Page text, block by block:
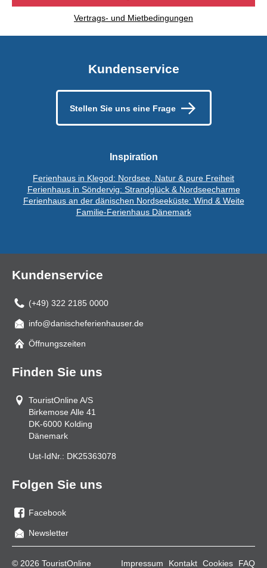
Vertrags- und Mietbedingungen
Kundenservice
Stellen Sie uns eine Frage
Inspiration
Ferienhaus in Klegod: Nordsee, Natur & pure Freiheit
Ferienhaus in Söndervig: Strandglück & Nordseecharme
Ferienhaus an der dänischen Nordseeküste: Wind & Weite
Familie-Ferienhaus Dänemark
Kundenservice
(+49) 322 2185 0000
Mail
info@danischeferienhauser.de
Öffnungszeiten
Finden Sie uns
TouristOnline A/S
Birkemose Alle 41
DK-6000 Kolding
Dänemark
Ust-IdNr.: DK25363078
Folgen Sie uns
Sie
uns
Facebook
Newsletter
© 2026 TouristOnline Impressum Kontakt Cookies FAQ